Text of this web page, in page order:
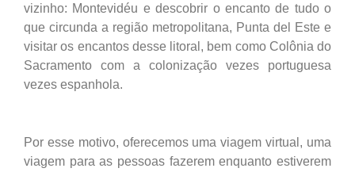
vizinho: Montevidéu e descobrir o encanto de tudo o
que circunda a região metropolitana, Punta del Este e
visitar os encantos desse litoral, bem como Colônia do
Sacramento com a colonização vezes portuguesa
vezes espanhola.
Por esse motivo, oferecemos uma viagem virtual, uma
viagem para as pessoas fazerem enquanto estiverem